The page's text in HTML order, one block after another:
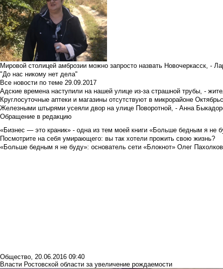
Мировой столицей амброзии можно запросто назвать Новочеркасск, -
"До нас никому нет дела"
Все новости по теме 29.09.2017
Адские времена наступили на нашей улице из-за страшной трубы, -
Круглосуточные аптеки и магазины отсутствуют в микрорайоне
Железными штырями усеяли двор на улице Поворотной, - Анна
Обращение в редакцию
«Бизнес — это краник» - одна из тем моей книги «Больше бедным я не
Посмотрите на себя умирающего: вы так хотели прожить свою жизнь?
«Больше бедным я не буду»: основатель сети «Блокнот» Олег Пахолков
Общество, 20.06.2016 09:40
Власти Ростовской области за увеличение рождаемости